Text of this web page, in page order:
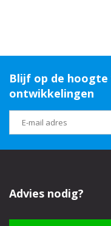
Blijf op de
ontwikkelingen
Advies nodig?